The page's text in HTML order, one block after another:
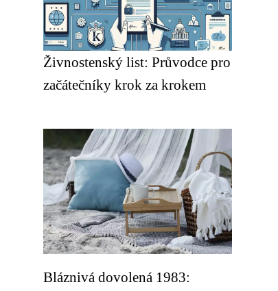
Živnostenský list: Průvodce pro
začátečníky krok za krokem
Bláznivá dovolená 1983: